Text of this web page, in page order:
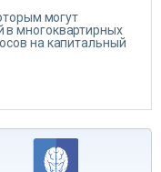
могут
в многоквартирных
на капитальный